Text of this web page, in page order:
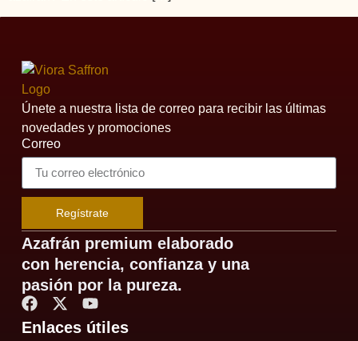
Únete a nuestra lista de correo para recibir las últimas
novedades y promociones
Correo
Regístrate
Azafrán premium elaborado
con herencia, confianza y una
pasión por la pureza.
Enlaces útiles